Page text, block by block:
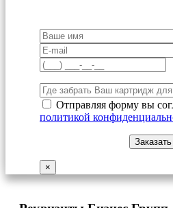
Отправляя форму вы
политикой
×